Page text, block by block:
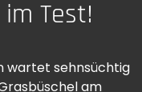
Test!
wartet sehnsüchtig
am